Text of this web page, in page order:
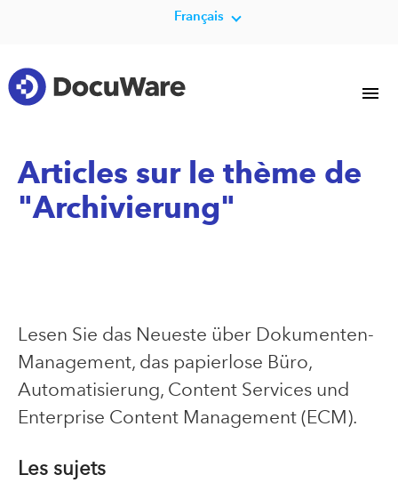
Français
Articles sur le thème de
"Archivierung"
Lesen Sie das Neueste über Dokumenten-
Management, das papierlose Büro,
Automatisierung, Content Services und
Enterprise Content Management (ECM).
Les sujets